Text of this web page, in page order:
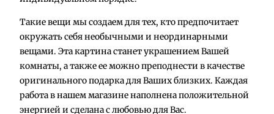
в
а
р
а
К
а
Такие вещи мы создаем для тех, кто предпочитает
окружать себя необычными и неординарными
вещами. Эта картина станет украшением Вашей
комнаты, а также ее можно преподнести в качестве
оригинального подарка для Ваших близких. Каждая
работа в нашем магазине наполнена положительной
энергией и сделана с любовью для Вас.